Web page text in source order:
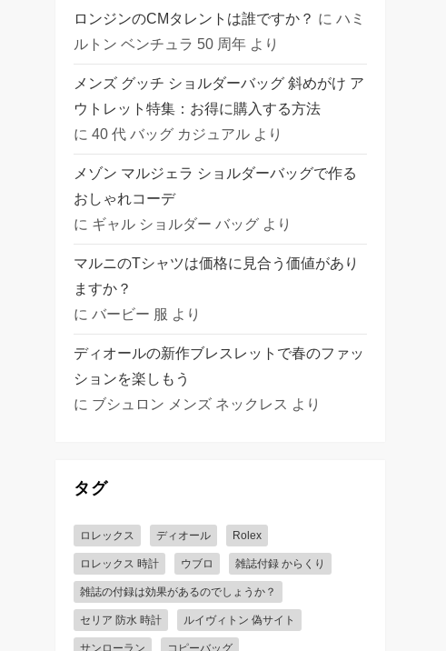
ロンジンのCMタレントは誰ですか？ に ハミ
ルトン ベンチュラ 50 周年より
メンズ グッチ ショルダーバッグ 斜めがけ ア
ウトレット特集：お得に購入する方法
に 40 代 バッグ カジュアルより
メゾン マルジェラ ショルダーバッグで作る
おしゃれコーデ
に ギャル ショルダー バッグより
マルニのTシャツは価格に見合う価値があり
ますか？
に バービー 服 より
ディオールの新作ブレスレットで春のファッ
ションを楽しもう
に ブシュロン メンズ ネックレス より
タグ
ロレックス ディオール Rolex
ロレックス 時計 ウブロ 雑誌付録 からくり
雑誌の付録は効果があるのでしょうか？
セリア 防水 時計 ルイヴィトン 偽サイト
サンローラン コピーバッグ